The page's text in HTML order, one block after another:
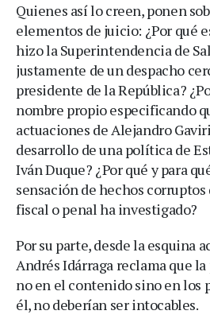
Quienes así lo creen, ponen
elementos de juicio: ¿Por qué
hizo la Superintendencia de
justamente de un despacho
presidente de la República?
nombre propio especificando
actuaciones de Alejandro
desarrollo de una política de
Iván Duque? ¿Por qué y para
sensación de hechos
fiscal o penal ha investigado?
Por su parte, desde la esquina
Andrés Idárraga reclama que
no en el contenido sino en los
él, no deberían ser intocables.